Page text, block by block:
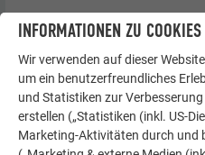
Sailerklemmen doppelt
Die Schrauben so weit
an der Dacheindeckung
oben).
INFORMATIONEN ZU
Wir verwenden auf dieser
um ein benutzerfreundliches
und Statistiken zur
erstellen („Statistiken (inkl. US-
Marketing-Aktivitäten durch und